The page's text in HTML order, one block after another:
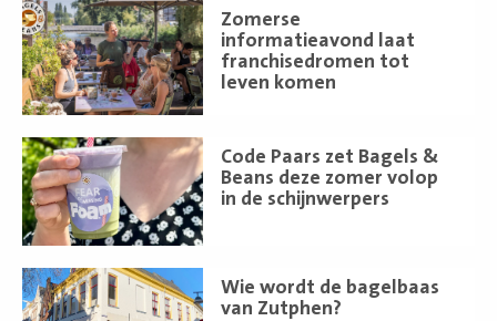
Zomerse
informatieavond laat
franchisedromen tot
leven komen
Lees
meer
Code Paars zet Bagels &
Beans deze zomer volop
in de schijnwerpers
Lees
meer
Wie wordt de bagelbaas
van Zutphen?
Lees
meer